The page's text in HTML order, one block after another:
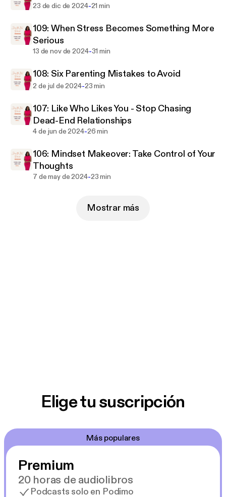
23 de dic de 2024-21 min
109: When Stress Becomes Something More
Serious
13 de nov de 2024-31 min
108: Six Parenting Mistakes to Avoid
2 de jul de 2024-23 min
107: Like Who Likes You - Stop Chasing
Dead-End Relationships
4 de jun de 2024-26 min
106: Mindset Makeover: Take Control of Your
Thoughts
7 de may de 2024-23 min
Mostrar más
Elige tu suscripción
Más populares
Premium
20 horas de audiolibros
Podcasts solo en Podimo